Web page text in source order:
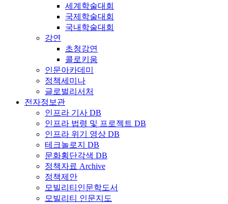
세계학술대회
국제학술대회
국내학술대회
강연
초청강연
콜로키움
인문아카데미
정책세미나
글로벌리서처
전자정보관
인프라 기사 DB
인프라 법령 및 프로젝트 DB
인프라 위기 영상 DB
테크놀로지 DB
문화횡단각색 DB
정책자료 Archive
정책제안
모빌리티인문학도서
모빌리티 인문지도